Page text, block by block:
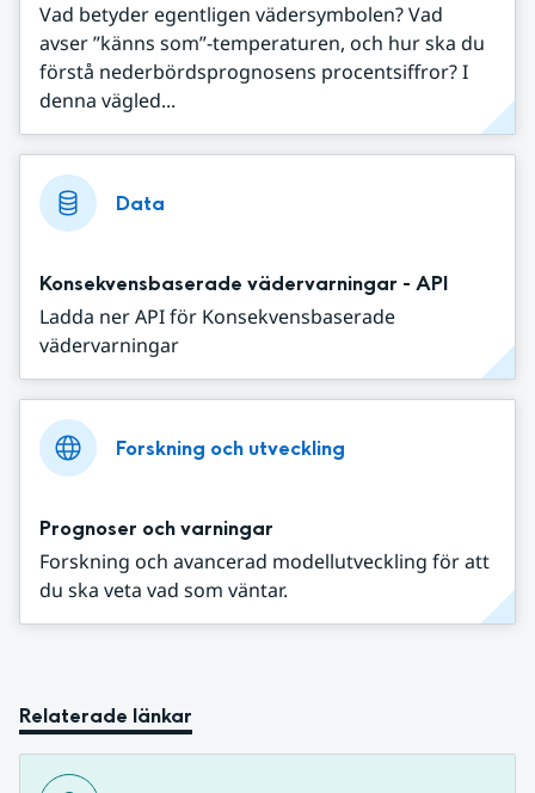
Vad betyder egentligen vädersymbolen? Vad
avser ”känns som”-temperaturen, och hur ska du
förstå nederbördsprognosens procentsiffror? I
denna vägled...
Data
Konsekvensbaserade vädervarningar - API
Ladda ner API för Konsekvensbaserade
vädervarningar
Forskning och utveckling
Prognoser och varningar
Forskning och avancerad modellutveckling för att
du ska veta vad som väntar.
Relaterade länkar